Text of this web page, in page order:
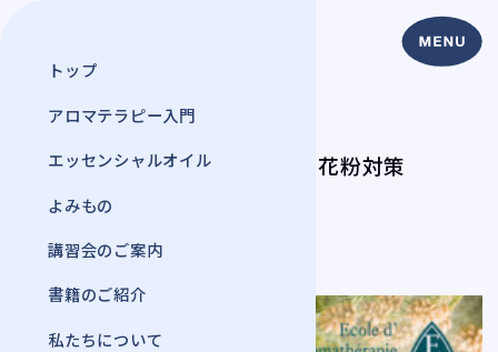
トップ
アロマテラピー入門
エッセンシャルオイル
よみもの
講習会のご案内
書籍のご紹介
私たちについて
1 day lesson アロマで花粉対策